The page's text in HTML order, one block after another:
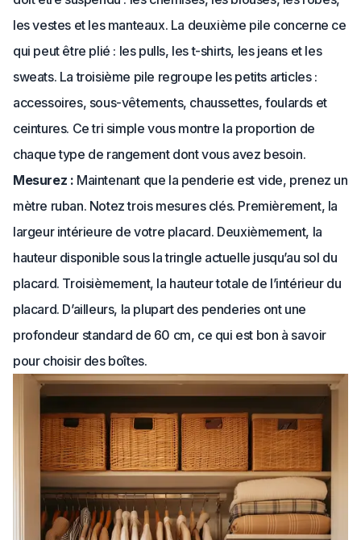
les vestes et les manteaux. La deuxième pile concerne ce
qui peut être plié : les pulls, les t-shirts, les jeans et les
sweats. La troisième pile regroupe les petits articles :
accessoires, sous-vêtements, chaussettes, foulards et
ceintures. Ce tri simple vous montre la proportion de
chaque type de rangement dont vous avez besoin.
Mesurez : Maintenant que la penderie est vide, prenez un
mètre ruban. Notez trois mesures clés. Premièrement, la
largeur intérieure de votre placard. Deuxièmement, la
hauteur disponible sous la tringle actuelle jusqu’au sol du
placard. Troisièmement, la hauteur totale de l’intérieur du
placard. D’ailleurs, la plupart des penderies ont une
profondeur standard de 60 cm, ce qui est bon à savoir
pour choisir des boîtes.